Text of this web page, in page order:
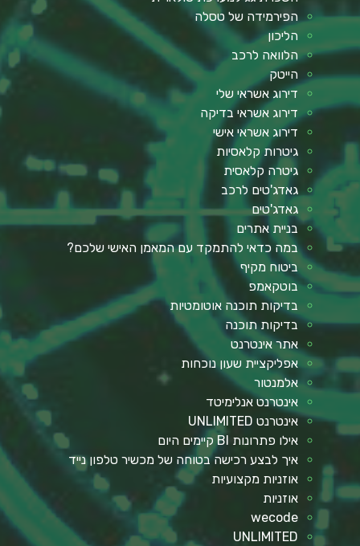
הפירמידה של טסלה
הליכון
הלוואה לרכב
הייטק
דירוג אשראי שלי
דירוג אשראי בדיקה
דירוג אשראי אישי
גיטרות קלאסיות
גיטרה קלאסית
גאדג'טים לרכב
גאדג'טים
בניית אתרים
במה כדאי להתמקד עם המאמן האישי שלכם?
ביטוח מקיף
בוטקאמפ
בדיקות תוכנה אוטומטיות
בדיקות תוכנה
אתר אינטרנט
אפליקציית שעון נוכחות
אלמנטור
אינטרנט אנלימיטד
אינטרנט UNLIMITED
אילו פתרונות BI קיימים היום
איך לבצע רכישה בטוחה של מכשיר טלפון נייד
אוזניות מקצועיות
אוזניות
wecode
UNLIMITED